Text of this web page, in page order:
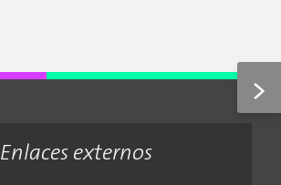
>
Enlaces externos